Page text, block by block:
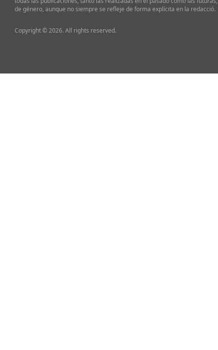
de género, aunque no siempre se refleje de forma explícita en la redacció.
Copyright © 2026. All rights reserved.